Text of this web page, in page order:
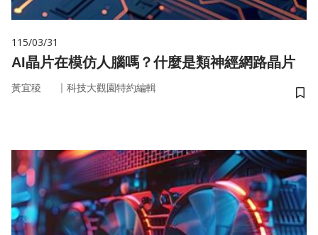
115/03/31
AI晶片在模仿人腦嗎？什麼是類神經網路晶片
黃宜稜 ｜ 科技大觀園特約編輯
儲